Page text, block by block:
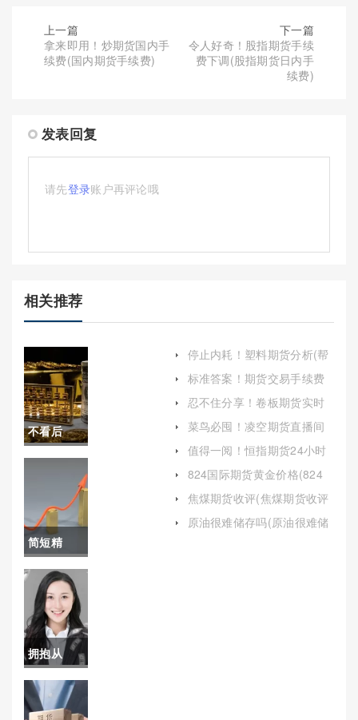
上一篇
拿来即用！炒期货国内手
续费(国内期货手续费)
下一篇
令人好奇！股指期货手续
费下调(股指期货日内手
续费)
发表回复
请先登录账户再评论哦
相关推荐
不看后
悔！期货
金是多少
（根据交
易规则和
合约规
定）
简短精
辟！恒指
期货喊单
直播室(恒
指期货一
点多少钱)
拥抱从
容！上海
天然气期
停止内耗！塑料期货分析(帮
助投资者更好地理解塑料期
货市场的动态)
标准答案！期货交易手续费
多少（及时了解手续费调整
信息）
忍不住分享！卷板期货实时
行情(期货市场影响因素深度
剖析)
菜鸟必囤！凌空期货直播间
喊单(专业指导与风险并存)
值得一阅！恒指期货24小时
喊单(中山恒指期货最新消息)
824国际期货黄金价格(824
国际期货黄金价格多少)
焦煤期货收评(焦煤期货收评
标准)
原油很难储存吗(原油很难储